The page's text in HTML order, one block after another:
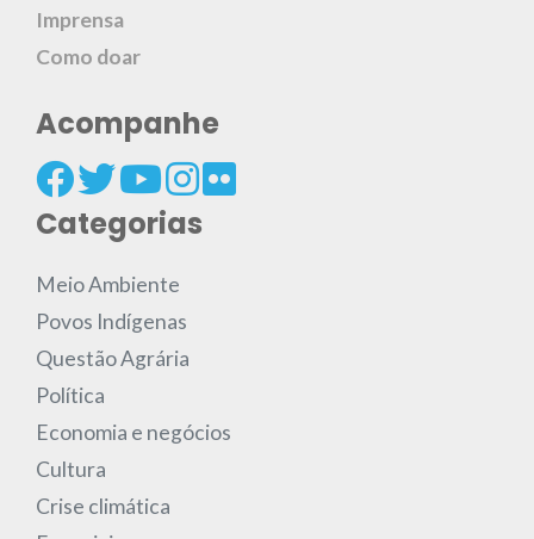
Imprensa
Como doar
Acompanhe
Categorias
Meio Ambiente
Povos Indígenas
Questão Agrária
Política
Economia e negócios
Cultura
Crise climática